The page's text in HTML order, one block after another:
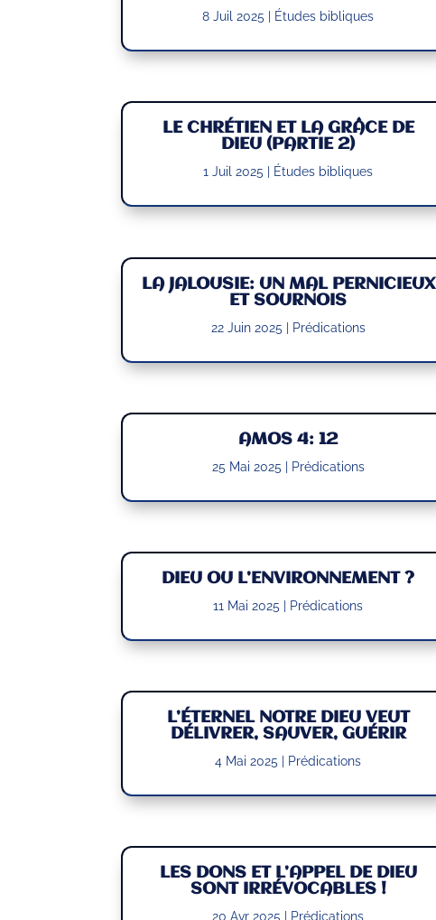
8 Juil 2025 Études bibliques
LE CHRÉTIEN ET LA GRÂCE DE
DIEU (PARTIE 2)
1 Juil 2025 Études bibliques
LA JALOUSIE: UN MAL PERNICIEUX
ET SOURNOIS
22 Juin 2025 Prédications
AMOS 4: 12
25 Mai 2025 Prédications
DIEU OU L’ENVIRONNEMENT ?
11 Mai 2025 Prédications
L’ÉTERNEL NOTRE DIEU VEUT
DÉLIVRER, SAUVER, GUÉRIR
4 Mai 2025 Prédications
LES DONS ET L’APPEL DE DIEU
SONT IRRÉVOCABLES !
20 Avr 2025 Prédications